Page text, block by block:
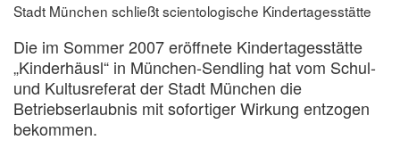
Stadt München schließt scientologische Kindertagesstätte
Die im Sommer 2007 eröffnete Kindertagesstätte
„Kinderhäusl“ in München-Sendling hat vom Schul-
und Kultusreferat der Stadt München die
Betriebserlaubnis mit sofortiger Wirkung entzogen
bekommen.